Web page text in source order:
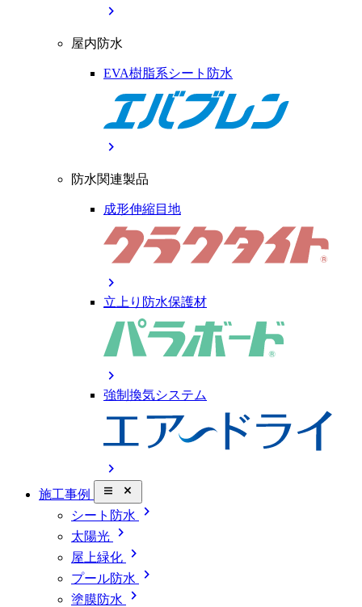
chevron_right
屋内防水
EVA樹脂系シート防水
chevron_right
防水関連製品
成形伸縮目地
chevron_right
立上り防水保護材
chevron_right
強制換気システム
chevron_right
施工事例 close_small
シート防水 chevron_right
太陽光 chevron_right
屋上緑化 chevron_right
プール防水 chevron_right
塗膜防水 chevron_right